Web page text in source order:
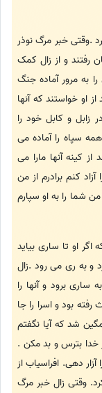
.وقتی خبر مرگ نوذر
رفتند و از زال کمک
به مرور آماده جنگ
از او خواستند که آنها
زابل و کابل خود را
سپاه را آماده می
از کینه آنها مارا می
کنم برادرم از من
شما را به او سپارم
اگر او تا ساری بیاید
و به ری می رود .زال
برود و آنها را
بود و اسرا را جا
شد که آیا نگفتم
خدا بترس و بد مکن .
دهی. افراسیاب از
وقتی زال خبر مرگ